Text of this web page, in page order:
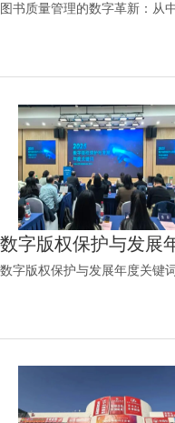
图书质量管理的数字革新：从
数字版权保护与发展
数字版权保护与发展年度关键